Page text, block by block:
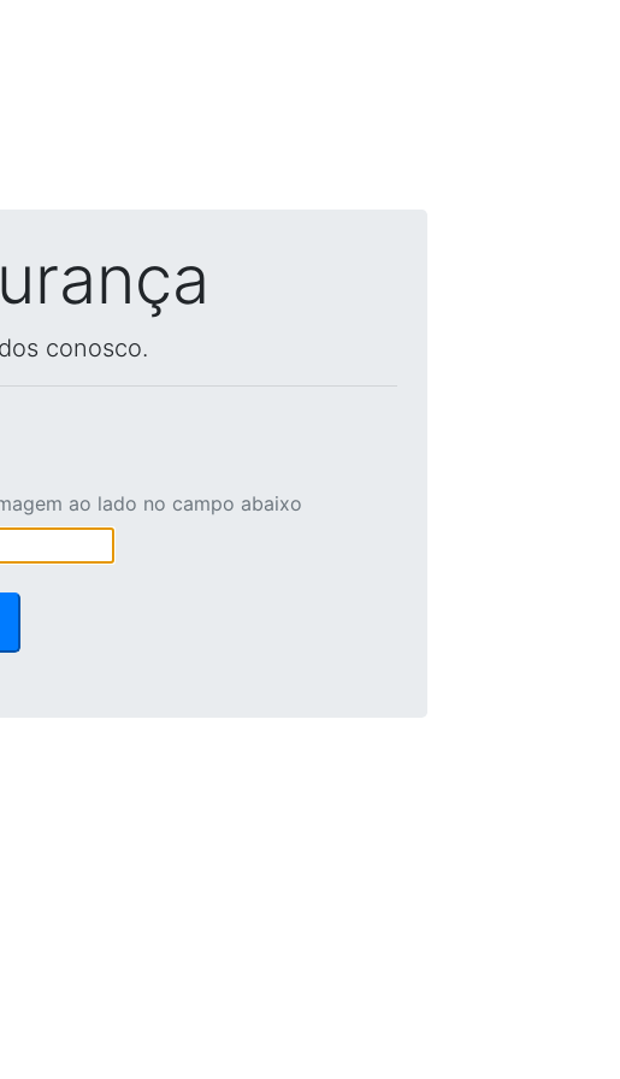
conosco.
ao lado no campo abaixo